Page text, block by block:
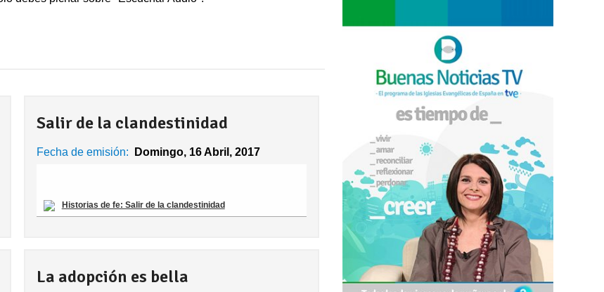
Salir de la clandestinidad
Fecha de emisión: Domingo, 16 Abril, 2017
Historias de fe: Salir de la clandestinidad
La adopción es bella